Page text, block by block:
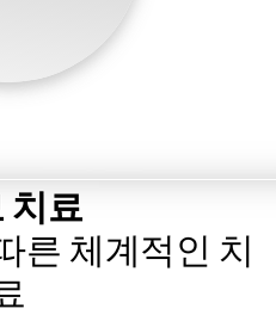
치료
른 체계적인 치